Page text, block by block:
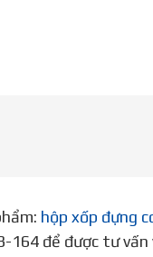
hộp xốp đựng
để được tư vấn